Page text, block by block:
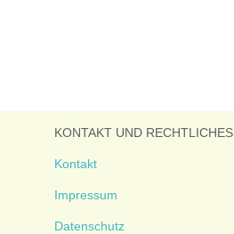
KONTAKT UND RECHTLICHES
Kontakt
Impressum
Datenschutz